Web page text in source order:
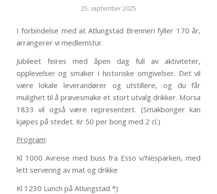
25. september 2025
I forbindelse med at Atlungstad Brenneri fyller 170 år,
arrangerer vi medlemstur.
Jubileet feires med åpen dag full av aktiviteter,
opplevelser og smaker i historiske omgivelser. Det vil
være lokale leverandører og utstillere, og du får
mulighet til å prøvesmake et stort utvalg drikker. Morsa
1833 vil også være representert. (Smakbonger kan
kjøpes på stedet. Kr 50 per bong med 2 cl.)
Program:
Kl 1000 Avreise med buss fra Esso v/Nesparken, med
lett servering av mat og drikke
Kl 1230 Lunch på Atlungstad *)